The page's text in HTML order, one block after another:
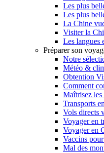
Les plus
Les plus
La Chine
Visiter la
Les langues
Préparer son
Notre
Météo &
Obtention
Comment
Maîtrisez les
Transports
Vols directs
Voyager en
Voyager en
Vaccins
Mal des